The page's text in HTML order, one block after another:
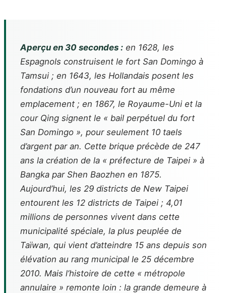
Aperçu en 30 secondes : en 1628, les
Espagnols construisent le fort San Domingo à
Tamsui ; en 1643, les Hollandais posent les
fondations d’un nouveau fort au même
emplacement ; en 1867, le Royaume-Uni et la
cour Qing signent le « bail perpétuel du fort
San Domingo », pour seulement 10 taels
d’argent par an. Cette brique précède de 247
ans la création de la « préfecture de Taipei » à
Bangka par Shen Baozhen en 1875.
Aujourd’hui, les 29 districts de New Taipei
entourent les 12 districts de Taipei ; 4,01
millions de personnes vivent dans cette
municipalité spéciale, la plus peuplée de
Taïwan, qui vient d’atteindre 15 ans depuis son
élévation au rang municipal le 25 décembre
2010. Mais l’histoire de cette « métropole
annulaire » remonte loin : la grande demeure à